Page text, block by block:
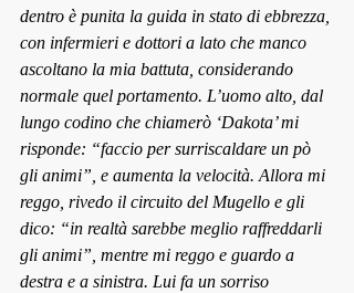
dentro è punita la guida in stato di ebbrezza,
con infermieri e dottori a lato che manco
ascoltano la mia battuta, considerando
normale quel portamento. L’uomo alto, dal
lungo codino che chiamerò ‘Dakota’ mi
risponde: “faccio per surriscaldare un pò
gli animi”, e aumenta la velocità. Allora mi
reggo, rivedo il circuito del Mugello e gli
dico: “in realtà sarebbe meglio raffreddarli
gli animi”, mentre mi reggo e guardo a
destra e a sinistra. Lui fa un sorriso